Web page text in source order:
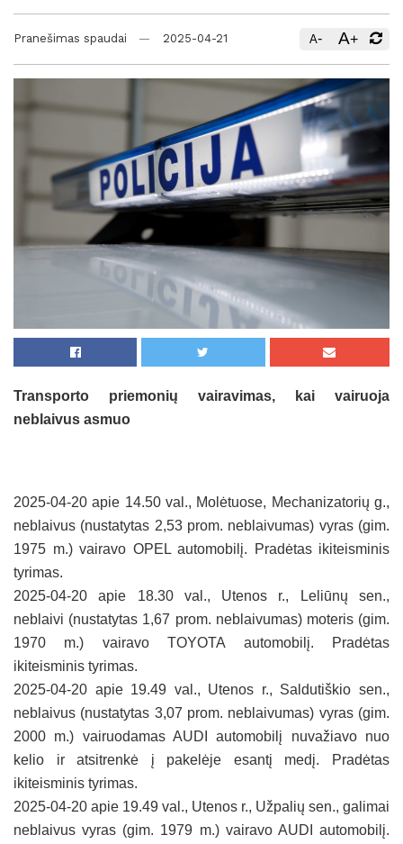
Pranešimas spaudai 2025-04-21 A- A+
Transporto priemonių vairavimas, kai vairuoja
neblaivus asmuo
2025-04-20 apie 14.50 val., Molėtuose, Mechanizatorių g.,
neblaivus (nustatytas 2,53 prom. neblaivumas) vyras (gim.
1975 m.) vairavo OPEL automobilį. Pradėtas ikiteisminis
tyrimas.
2025-04-20 apie 18.30 val., Utenos r., Leliūnų sen.,
neblaivi (nustatytas 1,67 prom. neblaivumas) moteris (gim.
1970 m.) vairavo TOYOTA automobilį. Pradėtas
ikiteisminis tyrimas.
2025-04-20 apie 19.49 val., Utenos r., Saldutiškio sen.,
neblaivus (nustatytas 3,07 prom. neblaivumas) vyras (gim.
2000 m.) vairuodamas AUDI automobilį nuvažiavo nuo
kelio ir atsitrenkė į pakelėje esantį medį. Pradėtas
ikiteisminis tyrimas.
2025-04-20 apie 19.49 val., Utenos r., Užpalių sen., galimai
neblaivus vyras (gim. 1979 m.) vairavo AUDI automobilį.